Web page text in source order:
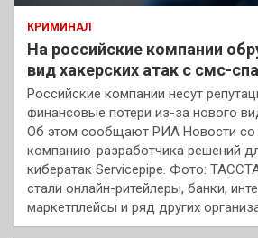
КРИМИНАЛ
На российские компании
вид хакерских атак с смс-
Российские компании несут
финансовые потери из-за нового
Об этом сообщают РИА Новости со
компанию-разработчика решений
кибератак Servicepipe. Фото:
стали онлайн-ритейлеры, банки,
маркетплейсы и ряд других